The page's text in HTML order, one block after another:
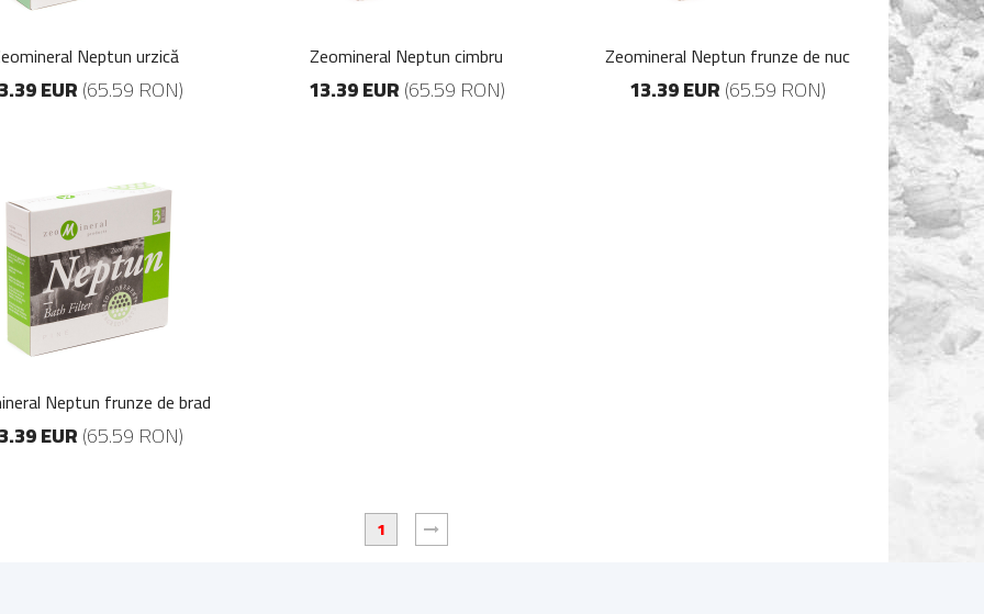
Neptun urzică
EUR(65.59 RON)
Zeomineral Neptun cimbru
13.39 EUR(65.59 RON)
Zeomineral Neptun frunze de nuc
13.39 EUR(65.59 RON)
Neptun frunze de brad
EUR(65.59 RON)
1